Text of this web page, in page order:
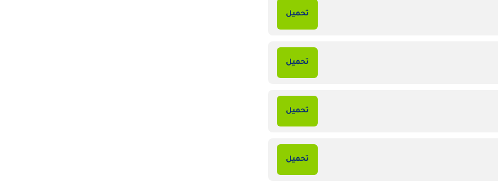
تحميل
تحميل
تحميل
تحميل